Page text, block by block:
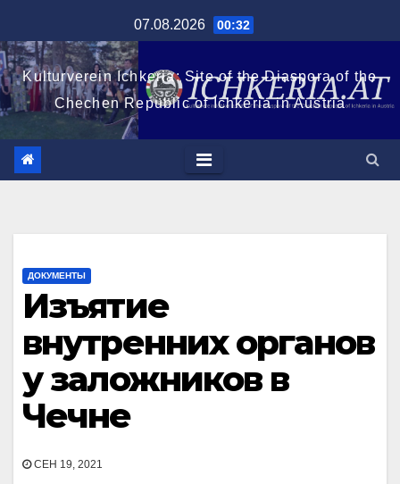
к
содержимому
07.08.2026 00:32
Kulturverein Ichkeria: Site of the Diaspora of the
Chechen Republic of Ichkeria in Austria
ДОКУМЕНТЫ
Изъятие
внутренних органов
у заложников в
Чечне
СЕН 19, 2021